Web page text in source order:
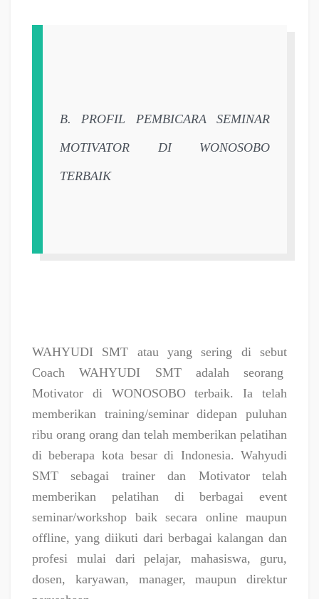
B. PROFIL PEMBICARA SEMINAR
MOTIVATOR DI WONOSOBO
TERBAIK
WAHYUDI SMT atau yang sering di sebut
Coach WAHYUDI SMT adalah seorang
Motivator di WONOSOBO terbaik. Ia telah
memberikan training/seminar didepan puluhan
ribu orang orang dan telah memberikan pelatihan
di beberapa kota besar di Indonesia. Wahyudi
SMT sebagai trainer dan Motivator telah
memberikan pelatihan di berbagai event
seminar/workshop baik secara online maupun
offline, yang diikuti dari berbagai kalangan dan
profesi mulai dari pelajar, mahasiswa, guru,
dosen, karyawan, manager, maupun direktur